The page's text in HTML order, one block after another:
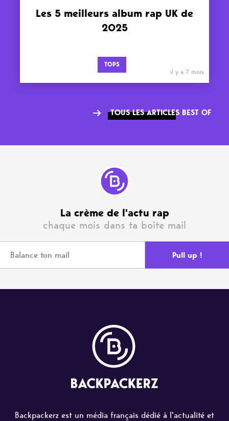
Les 5 meilleurs album rap UK de
2025
TOPS
il y a 7 mois
TOUS LES ARTICLES BEST OF
La crème de l'actu rap
chaque mois dans ta boite mail
Backpackerz est un média français dédié à l'actualité et